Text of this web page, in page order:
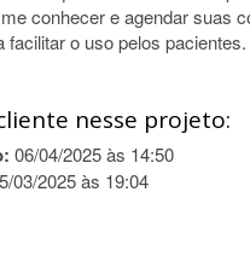
conhecer e agendar suas
facilitar o uso pelos
nesse projeto:
06/04/2025 às 14:50
03/2025 às 19:04